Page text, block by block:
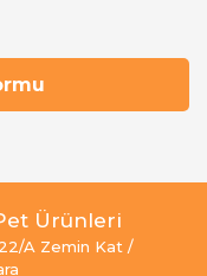
Ürünleri
A Zemin Kat /